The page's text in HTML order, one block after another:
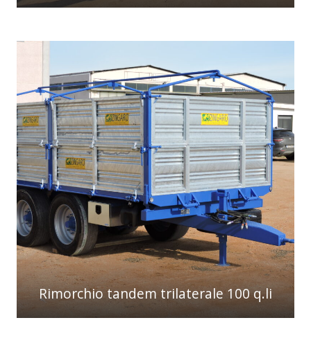
Rimorchio tandem trilaterale 100 q.li